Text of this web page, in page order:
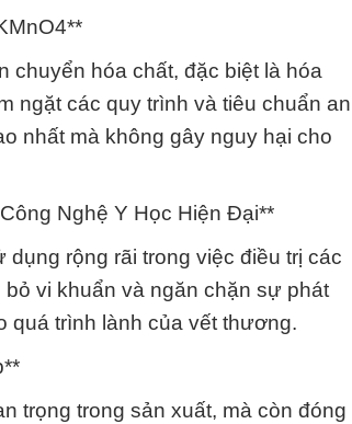
chuyển hóa chất, đặc biệt là hóa
ngặt các quy trình và tiêu chuẩn an
nhất mà không gây nguy hại cho
Nghệ Y Học Hiện Đại**
rộng rãi trong việc điều trị các
vi khuẩn và ngăn chặn sự phát
quá trình lành của vết thương.
trọng trong sản xuất, mà còn đóng